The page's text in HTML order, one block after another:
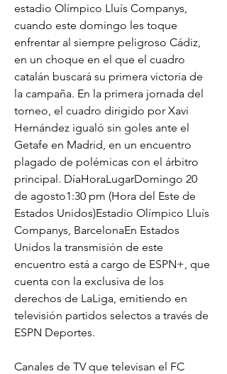
estadio Olímpico Lluís Companys,
cuando este domingo les toque
enfrentar al siempre peligroso Cádiz,
en un choque en el que el cuadro
catalán buscará su primera victoria de
la campaña. En la primera jornada del
torneo, el cuadro dirigido por Xavi
Hernández igualó sin goles ante el
Getafe en Madrid, en un encuentro
plagado de polémicas con el árbitro
principal. DíaHoraLugarDomingo 20
de agosto1:30 pm (Hora del Este de
Estados Unidos)Estadio Olímpico Lluís
Companys, BarcelonaEn Estados
Unidos la transmisión de este
encuentro está a cargo de ESPN+, que
cuenta con la exclusiva de los
derechos de LaLiga, emitiendo en
televisión partidos selectos a través de
ESPN Deportes.
Canales de TV que televisan el FC